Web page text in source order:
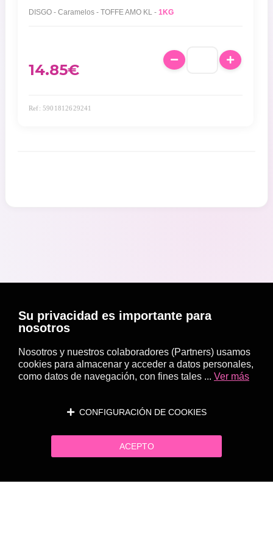
DISGO - Caramelos - TOFFE AMO KL - 1KG
14.85€
Ref: 5901812629241
Su privacidad es importante para
nosotros
Nosotros y nuestros colaboradores (Partners) usamos
cookies para almacenar y acceder a datos personales,
como datos de navegación, con fines tales ... Ver más
CONFIGURACIÓN DE COOKIES
ACEPTO